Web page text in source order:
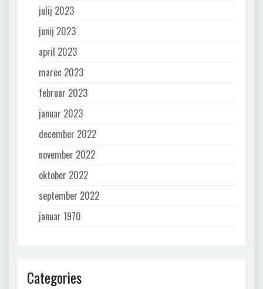
julij 2023
junij 2023
april 2023
marec 2023
februar 2023
januar 2023
december 2022
november 2022
oktober 2022
september 2022
januar 1970
Categories